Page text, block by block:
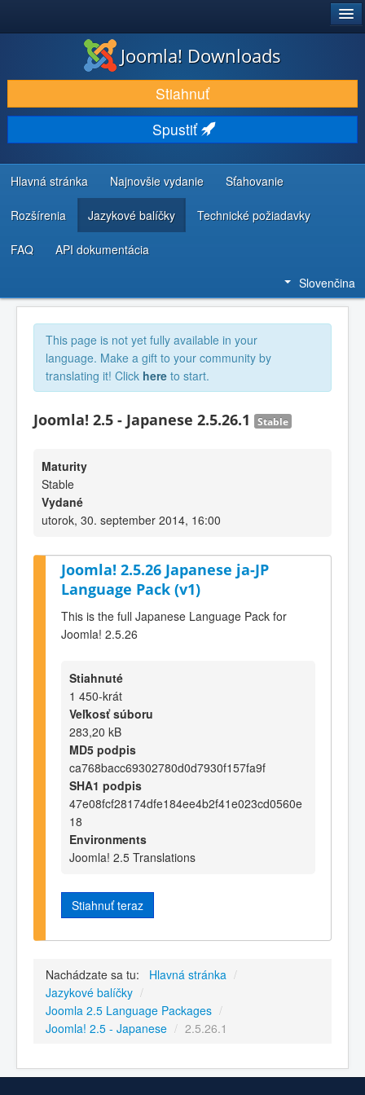
STIAHNUŤ & ROZŠÍRIŤ
OBJAVUJTE & UČTE SA
KOMUNITA & PODPORA
ZDROJE INFORMÁCIÍ PRE VÝVOJÁROV
Joomla! Downloads
Stiahnuť
Spustiť
Hlavná stránka Najnovšie vydanie Sťahovanie
Rozšírenia Jazykové balíčky Technické požiadavky
FAQ API dokumentácia
Slovenčina
This page is not yet fully available in your
language. Make a gift to your community by
translating it! Click here to start.
Joomla! 2.5 - Japanese 2.5.26.1 Stable
Maturity
Stable
Vydané
utorok, 30. september 2014, 16:00
Joomla! 2.5.26 Japanese ja-JP
Language Pack (v1)
This is the full Japanese Language Pack for
Joomla! 2.5.26
Stiahnuté
1 450-krát
Veľkosť súboru
283,20 kB
MD5 podpis
ca768bacc69302780d0d7930f157fa9f
SHA1 podpis
47e08fcf28174dfe184ee4b2f41e023cd0560e
18
Environments
Joomla! 2.5 Translations
Stiahnuť teraz
Nachádzate sa tu: Hlavná stránka /
Jazykové balíčky /
Joomla 2.5 Language Packages /
Joomla! 2.5 - Japanese / 2.5.26.1